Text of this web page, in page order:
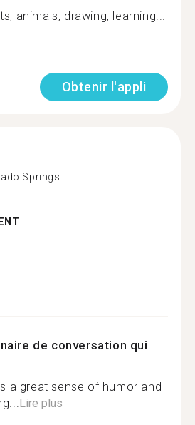
animals, drawing, learning...
Obtenir l'appli
Springs
de conversation qui
a great sense of humor and
Lire plus